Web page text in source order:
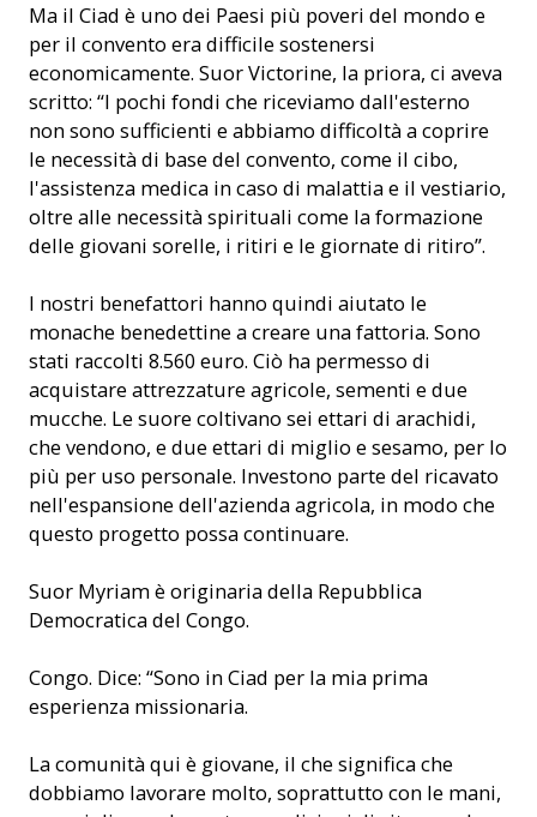
Ma il Ciad è uno dei Paesi più poveri del mondo e
per il convento era difficile sostenersi
economicamente. Suor Victorine, la priora, ci aveva
scritto: “I pochi fondi che riceviamo dall'esterno
non sono sufficienti e abbiamo difficoltà a coprire
le necessità di base del convento, come il cibo,
l'assistenza medica in caso di malattia e il vestiario,
oltre alle necessità spirituali come la formazione
delle giovani sorelle, i ritiri e le giornate di ritiro”.
I nostri benefattori hanno quindi aiutato le
monache benedettine a creare una fattoria. Sono
stati raccolti 8.560 euro. Ciò ha permesso di
acquistare attrezzature agricole, sementi e due
mucche. Le suore coltivano sei ettari di arachidi,
che vendono, e due ettari di miglio e sesamo, per lo
più per uso personale. Investono parte del ricavato
nell'espansione dell'azienda agricola, in modo che
questo progetto possa continuare.
Suor Myriam è originaria della Repubblica
Democratica del Congo.
Congo. Dice: “Sono in Ciad per la mia prima
esperienza missionaria.
La comunità qui è giovane, il che significa che
dobbiamo lavorare molto, soprattutto con le mani,